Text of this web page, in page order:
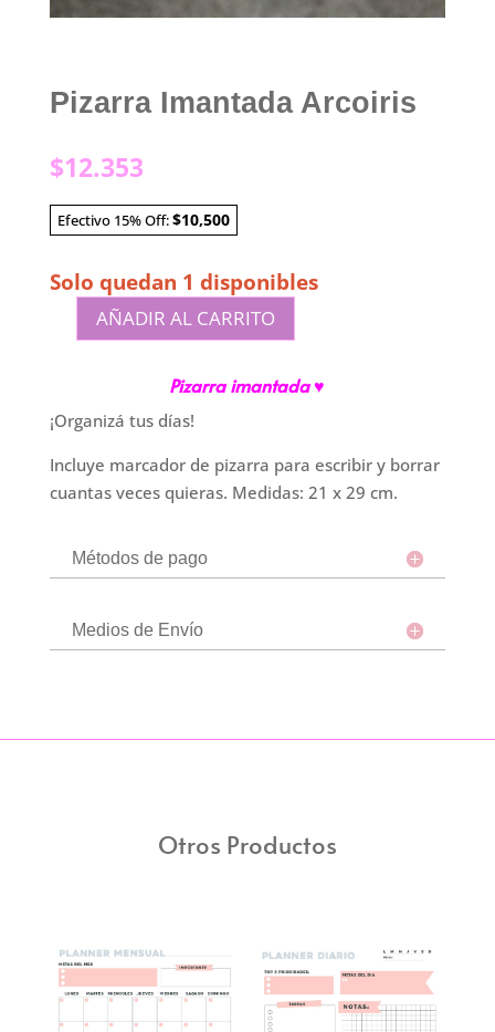
Pizarra Imantada Arcoiris
$12.353
Efectivo 15% Off:$10,500
Solo quedan 1 disponibles
Pizarra
cantidad
AÑADIR AL CARRITO
Pizarra imantada ♥
¡Organizá tus días!
Incluye marcador de pizarra para escribir y borrar
cuantas veces quieras. Medidas: 21 x 29 cm.
Métodos de pago
Medios de Envío
Otros Productos